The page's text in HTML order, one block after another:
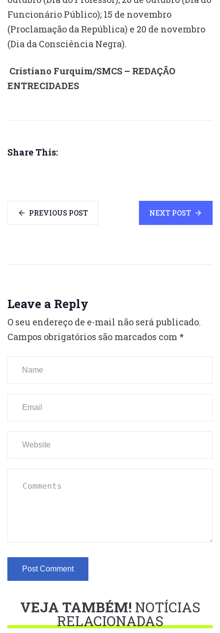
Funcionário Público); 15 de novembro
(Proclamação da República) e 20 de novembro
(Dia da Consciência Negra).
Cristiano Furquim/SMCS – REDAÇÃO
ENTRECIDADES
Share This:
PREVIOUS POST NEXT POST
Leave a Reply
O seu endereço de e-mail não será publicado.
Campos obrigatórios são marcados com *
VEJA TAMBÉM! NOTÍCIAS
RELACIONADAS